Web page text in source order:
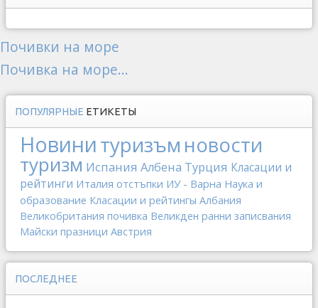
Почивки на море
Почивка на море...
ПОПУЛЯРНЫЕ ЕТИКЕТЫ
Новинитуризъм новости
туризм Испания Албена Турция Класации и
рейтинги Италия отстъпки ИУ - Варна Наука и
образование Класации и рейтингы Албания
Великобритания почивка Великден ранни записвания
Майски празници Австрия
ПОСЛЕДНЕЕ